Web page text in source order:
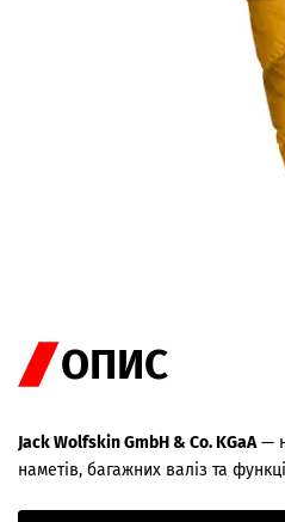
ОПИС
Jack Wolfskin GmbH & Co. KGaA—
наметів, багажних валіз та